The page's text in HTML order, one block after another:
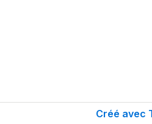
Créé avec